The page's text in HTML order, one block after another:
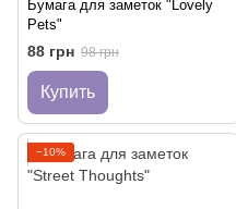
Бумага для заметок "Lovely
Pets"
88 грн 98 грн
Купить
−10%